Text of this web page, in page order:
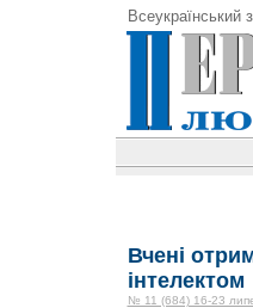
Всеукраїнський
Вчені
інтелектом
№ 11 (684) 16-23